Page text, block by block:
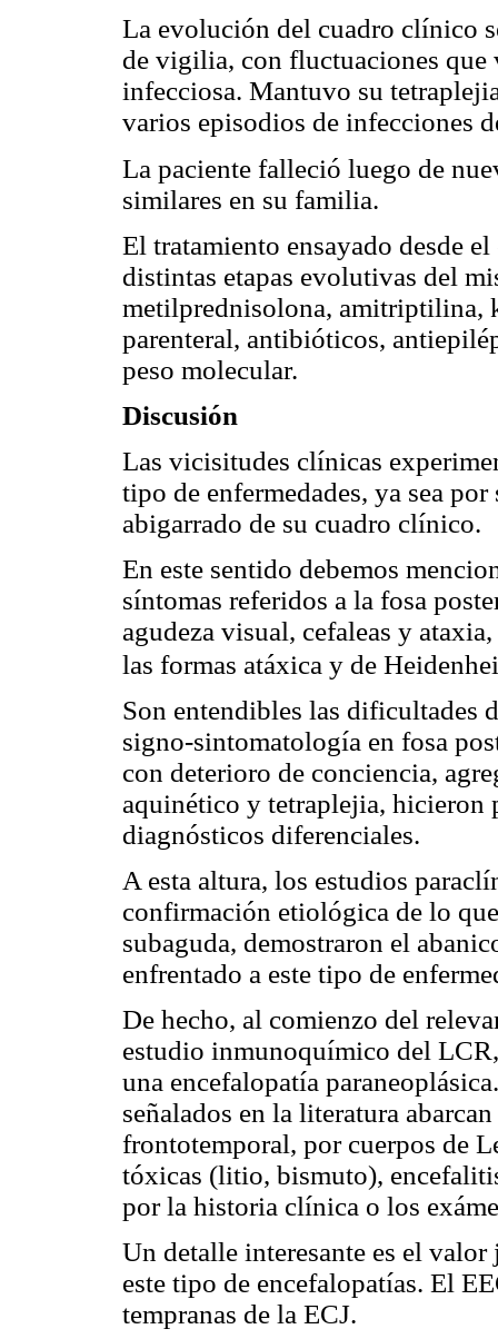
La evolución del cuadro clínico
de vigilia, con fluctuaciones que
infecciosa. Mantuvo su
varios episodios de infecciones
La paciente falleció luego de
similares en su familia.
El tratamiento ensayado desde
distintas etapas evolutivas del
metilprednisolona, amitriptilina,
parenteral, antibióticos,
peso molecular.
Discusión
Las vicisitudes clínicas
tipo de enfermedades, ya sea
abigarrado de su cuadro clínico.
En este sentido debemos
síntomas referidos a la fosa
agudeza visual, cefaleas y
las formas atáxica y de
Son entendibles las dificultades
signo-sintomatología en fosa
con deterioro de conciencia,
aquinético y tetraplejia, hicieron
diagnósticos diferenciales.
A esta altura, los estudios
confirmación etiológica de lo
subaguda, demostraron el
enfrentado a este tipo de
De hecho, al comienzo del
estudio inmunoquímico del
una encefalopatía
señalados en la literatura
frontotemporal, por cuerpos de
tóxicas (litio, bismuto),
por la historia clínica o los
Un detalle interesante es el
este tipo de encefalopatías. El
tempranas de la ECJ.